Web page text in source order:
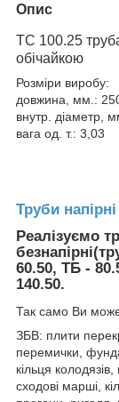
Опис
ТC 100.25
обічайкою
Розміри виробу:
довжина, мм.:
внутр. діаметр,
вага од. т.: 3,03
Труби
Реалізуємо
60.50, ТБ -
140.50.
Так само Ви
ЗБВ: плити
перемички,
кільця
сходові марші,